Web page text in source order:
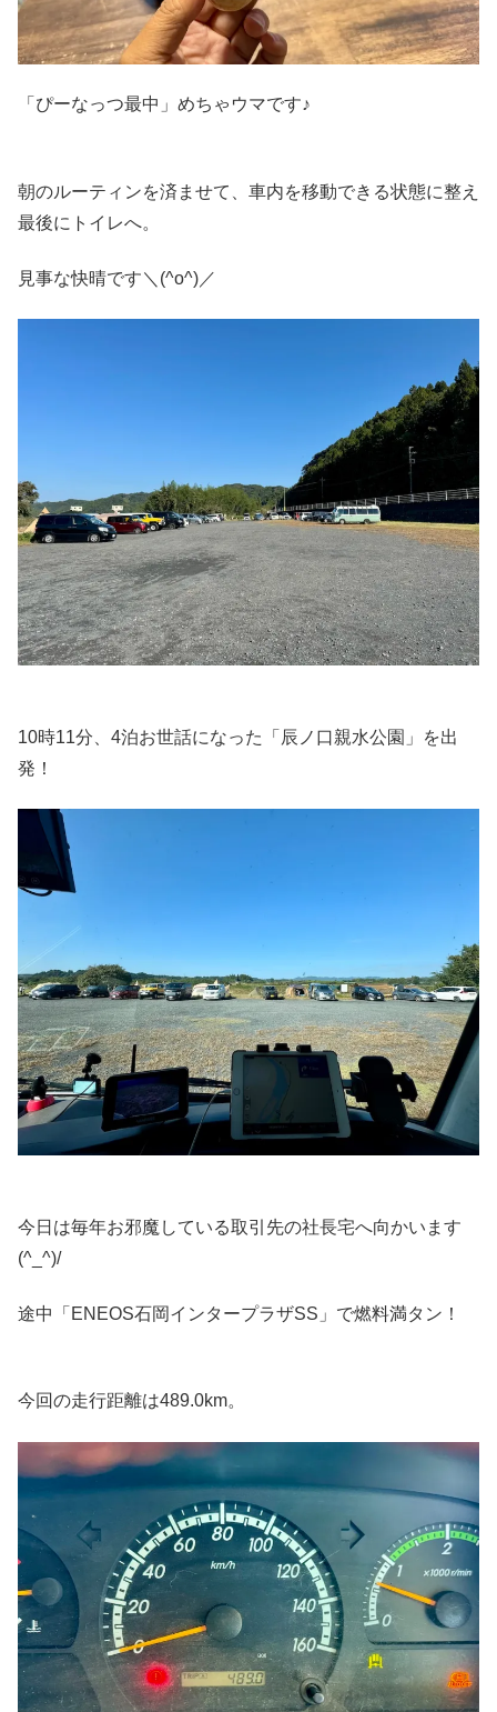
「ぴーなっつ最中」めちゃウマです♪
朝のルーティンを済ませて、車内を移動できる状態に整え
最後にトイレへ。
見事な快晴です＼(^o^)／
10時11分、4泊お世話になった「辰ノ口親水公園」を出
発！
今日は毎年お邪魔している取引先の社長宅へ向かいます
(^_^)/
途中「ENEOS石岡インタープラザSS」で燃料満タン！
今回の走行距離は489.0km。